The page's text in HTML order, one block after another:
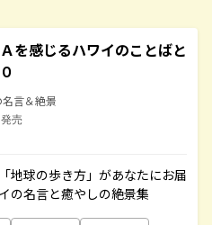
を感じるハワイのことばと
名言＆絶景
売
地球の歩き方」があなたにお届
の名言と癒やしの絶景集